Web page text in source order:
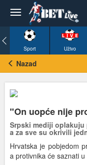
Sport Uživo
Nazad
"On uopće nije
Srpski mediji
a za sve su okrivili
Hrvatska je pobjedom
a protivnika će saznati u